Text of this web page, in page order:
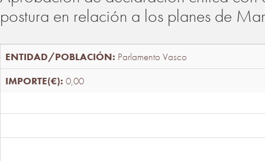
postura en relación a los planes de
Parlamento Vasco
0,00